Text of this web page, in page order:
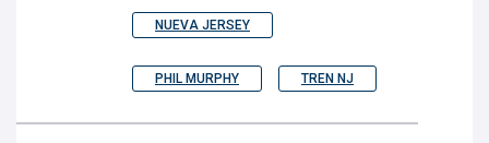
NUEVA JERSEY
PHIL MURPHY TREN NJ